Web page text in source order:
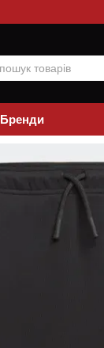
Бренди